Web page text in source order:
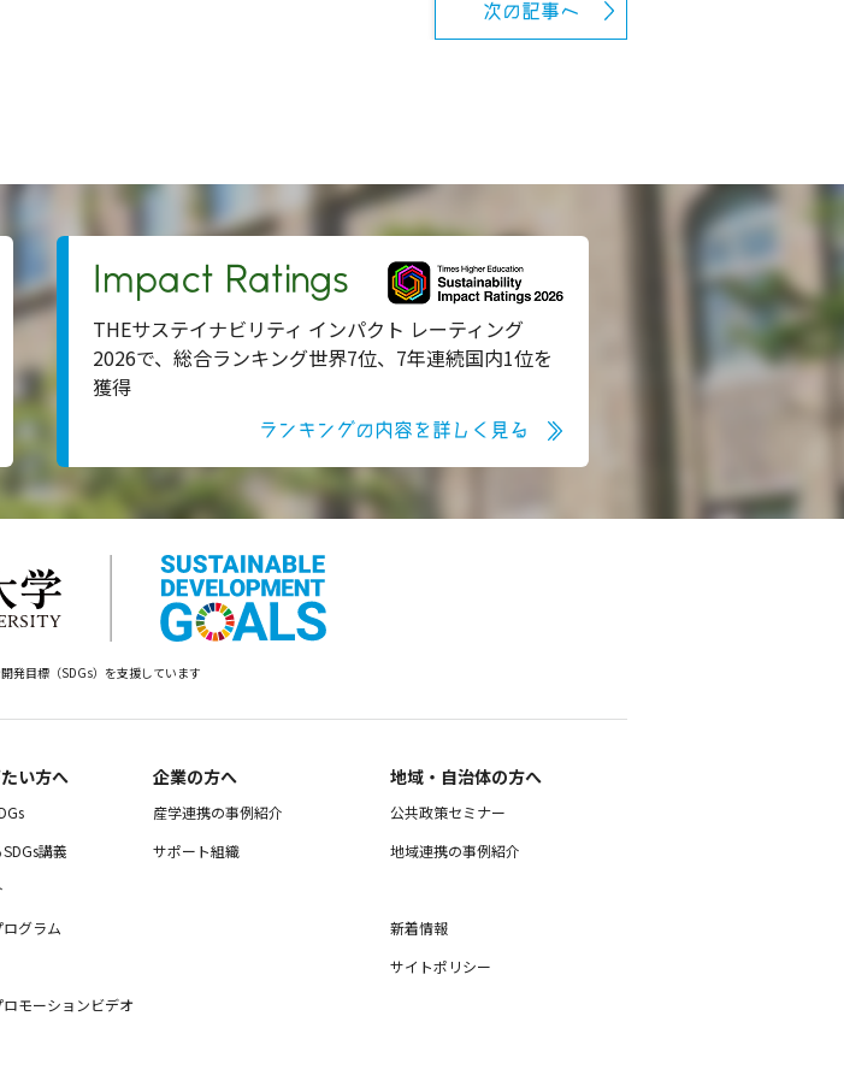
次の記事へ
Impact Ratings
THEサステイナビリティ インパクト レーティング
2026で、総合ランキング世界7位、7年連続国内1位を
獲得
ランキングの内容を詳しく見る
発目標（SDGs）を支援しています
い方へ
講義
グラム
モーションビデオ
企業の方へ
産学連携の事例紹介
サポート組織
地域・自治体の方へ
公共政策セミナー
地域連携の事例紹介
新着情報
サイトポリシー